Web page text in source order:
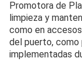
Promotora de
limpieza y
como en
del puerto, como
implementadas